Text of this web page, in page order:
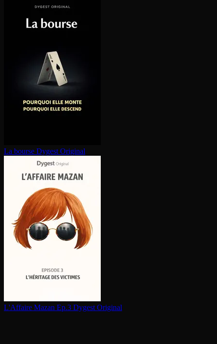
La bourse Dygest Original
L'Affaire Mazan Ep.3 Dygest Original